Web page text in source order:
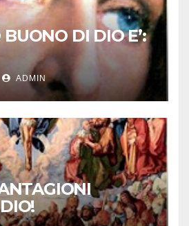
DI DIO E’:
ADMIN